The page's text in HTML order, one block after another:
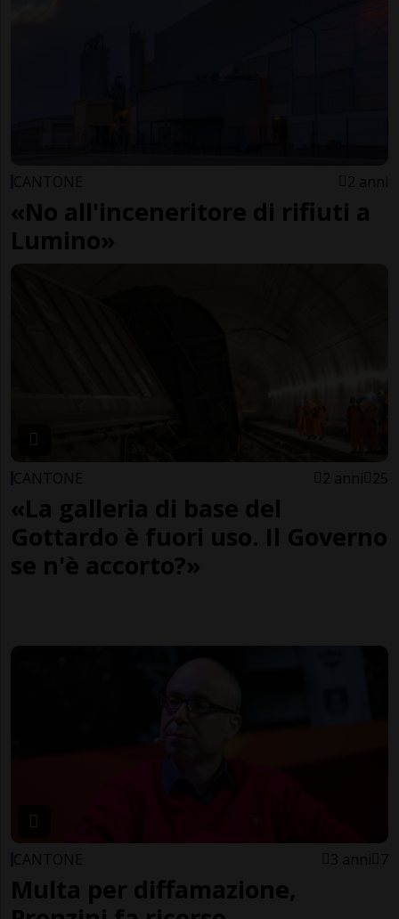
CANTONE 2 anni
«No all'inceneritore di rifiuti a
Lumino»
CANTONE 2 anni 25
«La galleria di base del
Gottardo è fuori uso. Il Governo
se n'è accorto?»
CANTONE 3 anni 7
Multa per diffamazione,